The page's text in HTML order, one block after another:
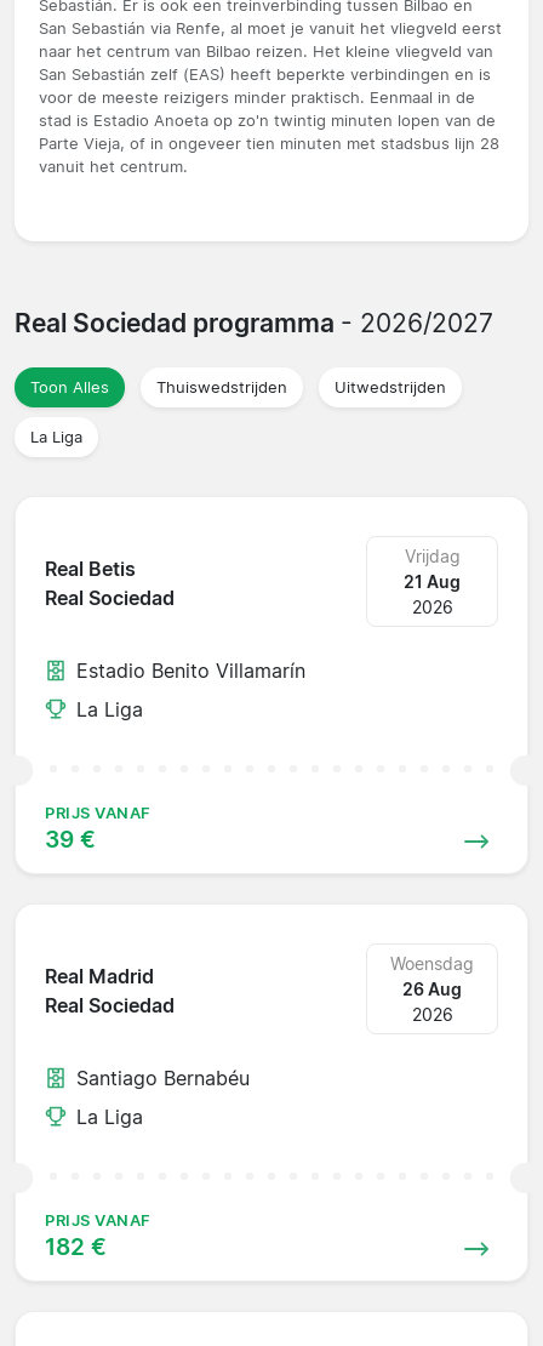
Sebastián. Er is ook een treinverbinding tussen Bilbao en
San Sebastián via Renfe, al moet je vanuit het vliegveld eerst
naar het centrum van Bilbao reizen. Het kleine vliegveld van
San Sebastián zelf (EAS) heeft beperkte verbindingen en is
voor de meeste reizigers minder praktisch. Eenmaal in de
stad is Estadio Anoeta op zo'n twintig minuten lopen van de
Parte Vieja, of in ongeveer tien minuten met stadsbus lijn 28
vanuit het centrum.
Real Sociedad programma - 2026/2027
Toon Alles Thuiswedstrijden Uitwedstrijden
La Liga
Real Betis
Real Sociedad
Vrijdag
21 Aug
2026
Estadio Benito Villamarín
La Liga
PRIJS VANAF
39 €
Real Madrid
Real Sociedad
Woensdag
26 Aug
2026
Santiago Bernabéu
La Liga
PRIJS VANAF
182 €